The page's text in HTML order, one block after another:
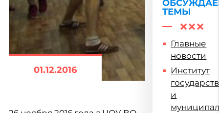
01.12.2016
ТЕМЫ
Главные
новости
Институт
и